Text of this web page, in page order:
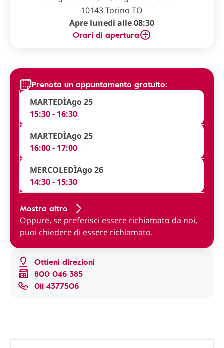
10143 Torino TO
Apre lunedì alle 08:30
Orari di apertura
Ottieni direzioni
800 046 385
011 4377506
Prenota un appuntamento gratuito:
MARTEDÌAgo 25
15:30 - 16:30
MARTEDÌAgo 25
16:00 - 17:00
MERCOLEDÌAgo 26
14:30 - 15:30
Mostra altro
Oppure, se preferisci essere richiamato da noi,
puoi chiedere di essere richiamato.